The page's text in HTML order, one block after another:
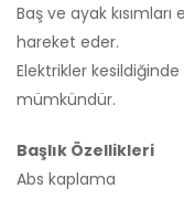
Baş ve ayak
hareket eder.
Elektrikler kesildiğinde
mümkündür.
Başlık Özellikleri
Abs kaplama